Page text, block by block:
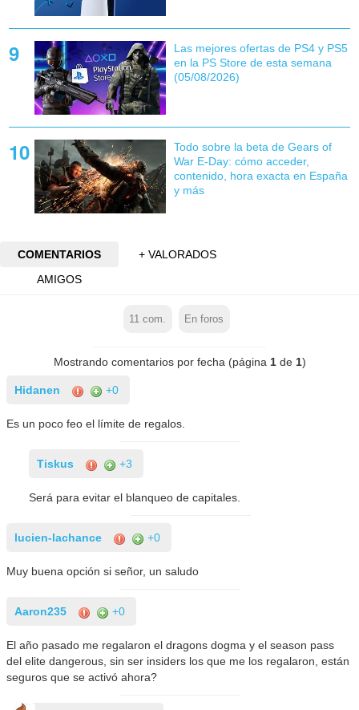
Las mejores ofertas de PS4 y PS5
en la PS Store de esta semana
(05/08/2026)
Todo sobre la beta de Gears of
War E-Day: cómo acceder,
contenido, hora exacta en España
y más
COMENTARIOS
+ VALORADOS
AMIGOS
11 com. En foros
Mostrando comentarios por fecha (página 1de 1)
Hidanen +0
Es un poco feo el límite de regalos.
Tiskus +3
Será para evitar el blanqueo de capitales.
lucien-lachance +0
Muy buena opción si señor, un saludo
Aaron235 +0
El año pasado me regalaron el dragons dogma y el season pass
del elite dangerous, sin ser insiders los que me los regalaron, están
seguros que se activó ahora?